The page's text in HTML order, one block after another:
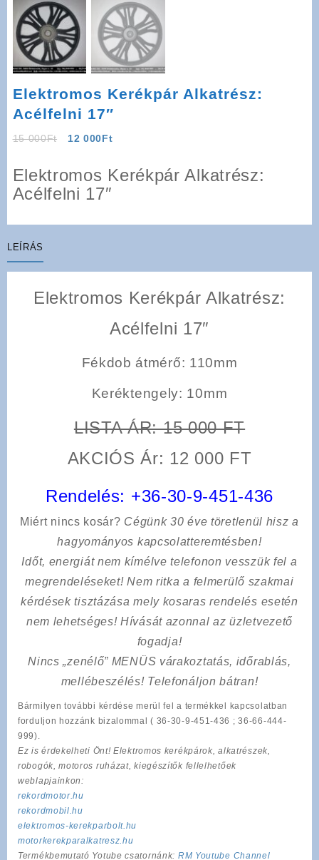
Elektromos Kerékpár Alkatrész:
Acélfelni 17″
15 000Ft
Original
15
000Ft.
12 000FtCurrent
is:
12
Elektromos Kerékpár Alkatrész:
Acélfelni 17″
LEÍRÁS
Elektromos Kerékpár Alkatrész:
Acélfelni 17″
Fékdob átmérő: 110mm
Keréktengely: 10mm
LISTA ÁR: 15 000 FT
AKCIÓS Ár: 12 000 FT
Rendelés: +36-30-9-451-436
Miért nincs kosár? Cégünk 30 éve töretlenül hisz a
hagyományos kapcsolatteremtésben!
Időt, energiát nem kímélvetelefonon vesszük fel a
megrendeléseket! Nem ritka a felmerülő szakmai
kérdések tisztázása mely kosaras rendelés esetén
nem lehetséges! Hívását azonnal az üzletvezető
fogadja!
Nincs „zenélő” MENÜS várakoztatás, időrablás,
mellébeszélés! Telefonáljon bátran!
Bármilyen további kérdése merül fel a termékkel kapcsolatban
forduljon hozzánk bizalommal ( 36-30-9-451-436 ; 36-66-444-
999).
Ez is érdekelheti Önt! Elektromos kerékpárok, alkatrészek,
robogók, motoros ruházat, kiegészítők fellelhetőek
weblapjainkon:
rekordmotor.hu
rekordmobil.hu
elektromos-kerekparbolt.hu
motorkerekparalkatresz.hu
Termékbemutató Yotube csatornánk: RM Youtube Channel